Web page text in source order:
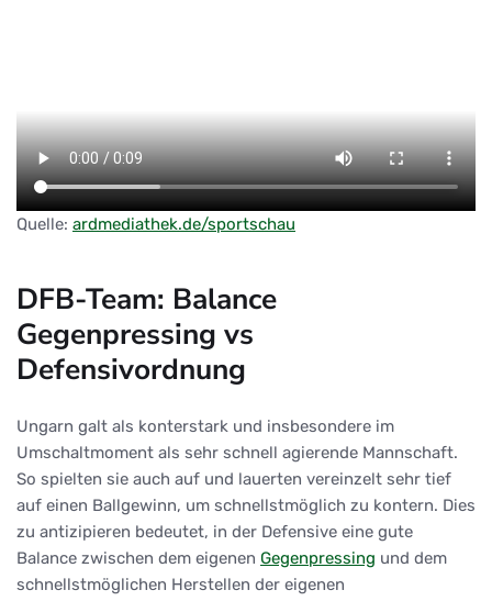
Quelle: ardmediathek.de/sportschau
DFB-Team: Balance
Gegenpressing vs
Defensivordnung
Ungarn galt als konterstark und insbesondere im
Umschaltmoment als sehr schnell agierende Mannschaft.
So spielten sie auch auf und lauerten vereinzelt sehr tief
auf einen Ballgewinn, um schnellstmöglich zu kontern. Dies
zu antizipieren bedeutet, in der Defensive eine gute
Balance zwischen dem eigenen Gegenpressing und dem
schnellstmöglichen Herstellen der eigenen